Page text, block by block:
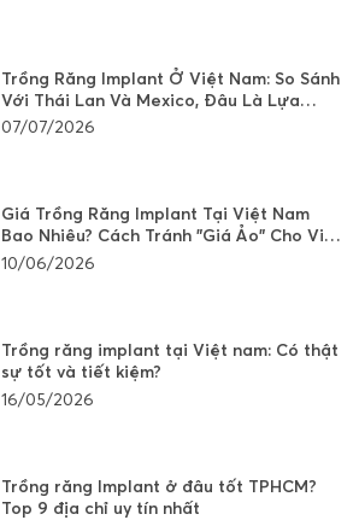
Trồng Răng Implant Ở Việt Nam: So Sánh
Với Thái Lan Và Mexico, Đâu Là Lựa
Chọn Tốt?
07/07/2026
Giá Trồng Răng Implant Tại Việt Nam
Bao Nhiêu? Cách Tránh "Giá Ảo" Cho Việt
Kiều
10/06/2026
Trồng răng implant tại Việt nam: Có thật
sự tốt và tiết kiệm?
16/05/2026
Trồng răng Implant ở đâu tốt TPHCM?
Top 9 địa chỉ uy tín nhất